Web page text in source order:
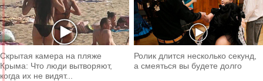
Скрытая камера на пляже
Крыма: Что люди вытворяют,
когда их не видят...
Ролик длится несколько секунд,
а смеяться вы будете долго